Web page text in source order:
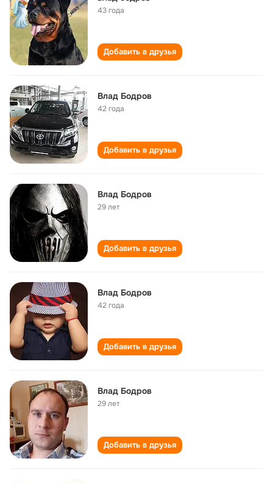
43 года
Добавить в друзья
Влад Бодров
42 года
Добавить в друзья
Влад Бодров
29 лет
Добавить в друзья
Влад Бодров
42 года
Добавить в друзья
Влад Бодров
29 лет
Добавить в друзья